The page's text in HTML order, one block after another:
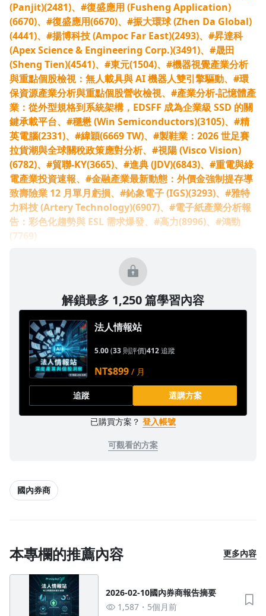
(Panjit)(2481)、#復盛應用 (Fusheng Application)
(6670)、#復盛應用(6670)、#振大環球 (Zhen Da Global)
(4441)、#揚博科技 (Ampoc Far East)(2493)、#昇達科
(Apex Science & Engineering Corp.)(3491)、#晟田
(Sheng Tien)(4541)、#東元(1504)、#機器視覺產業分析
與重點個股檢視：無人載具與 AI 機器人雙引擎驅動、#環
保資源產業分析與重點個股營收檢視、#產業分析-記憶體產
業：從外型規格到系統架構，EDSFF 成為企業級 SSD 的關
鍵承載平台、#穩懋 (Win Semiconductors)(3105)、#精
英電腦(2331)、#緯穎(6669 TW)、#製鞋業：2026 世足賽
拉貨潮與全球關稅政策應對分析、#視陽 (Visco Vision)
(6782)、#貿聯-KY(3665)、#進典 (JDV)(6843)、#重電與綠
電產業投資速報、#金融產業最新動態：外價金強制提存導
致壽險業 12 月單月虧損、#鈊象電子 (IGS)(3293)、#雅特
力科技 (Artery Technology)(6907)、#電子紙產業分析報
告：彩色化趨勢與 ESL 需求爆發、#高力(8996)、#鴻勁
(7769)
解鎖最多 1,250 篇學習內容
法人情報站
5.00(33 則評價)412追蹤
NT$899 / 月
追蹤 選購方案
已購買方案？ 登入帳號
可觀看的方案
國內券商
本專欄的推薦內容 更多內容
2026-02-10國內券商報告摘要
1,587
5個月前